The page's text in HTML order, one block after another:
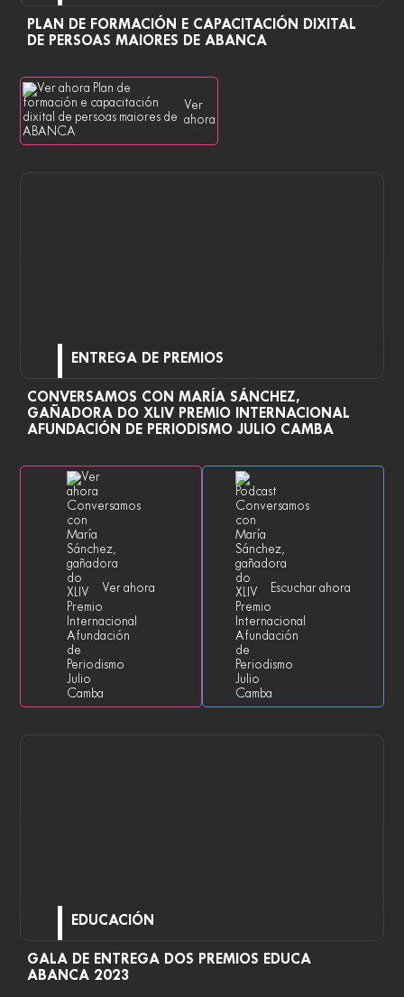
PLAN DE FORMACIÓN E CAPACITACIÓN DIXITAL
DE PERSOAS MAIORES DE ABANCA
Ver
ahora
ENTREGA DE PREMIOS
CONVERSAMOS CON MARÍA SÁNCHEZ,
GAÑADORA DO XLIV PREMIO INTERNACIONAL
AFUNDACIÓN DE PERIODISMO JULIO CAMBA
Ver ahora Escuchar ahora
EDUCACIÓN
GALA DE ENTREGA DOS PREMIOS EDUCA
ABANCA 2023